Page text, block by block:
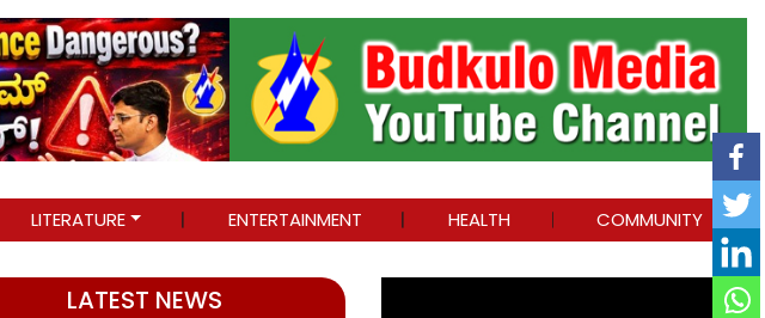
LITERATURE ENTERTAINMENT HEALTH COMMUNITY
LATEST NEWS